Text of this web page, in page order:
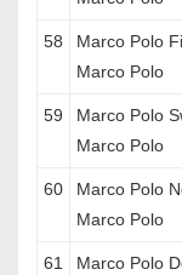
58
Marco Polo
Marco Polo
59
Marco Polo
Marco Polo
60
Marco Polo
Marco Polo
61
Marco Polo